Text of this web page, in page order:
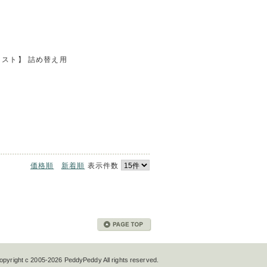
ト】 詰め替え用
価格順 新着順 表示件数
c 2005-2026 PeddyPeddy All rights reserved.